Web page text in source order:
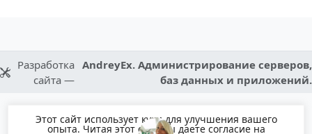
Этот сайт использует куки для улучшения вашего
опыта. Читая этот сайт вы даете согласие на
Разработка
сайта —
AndreyEx. Администрирование серверов,
баз данных и приложений.